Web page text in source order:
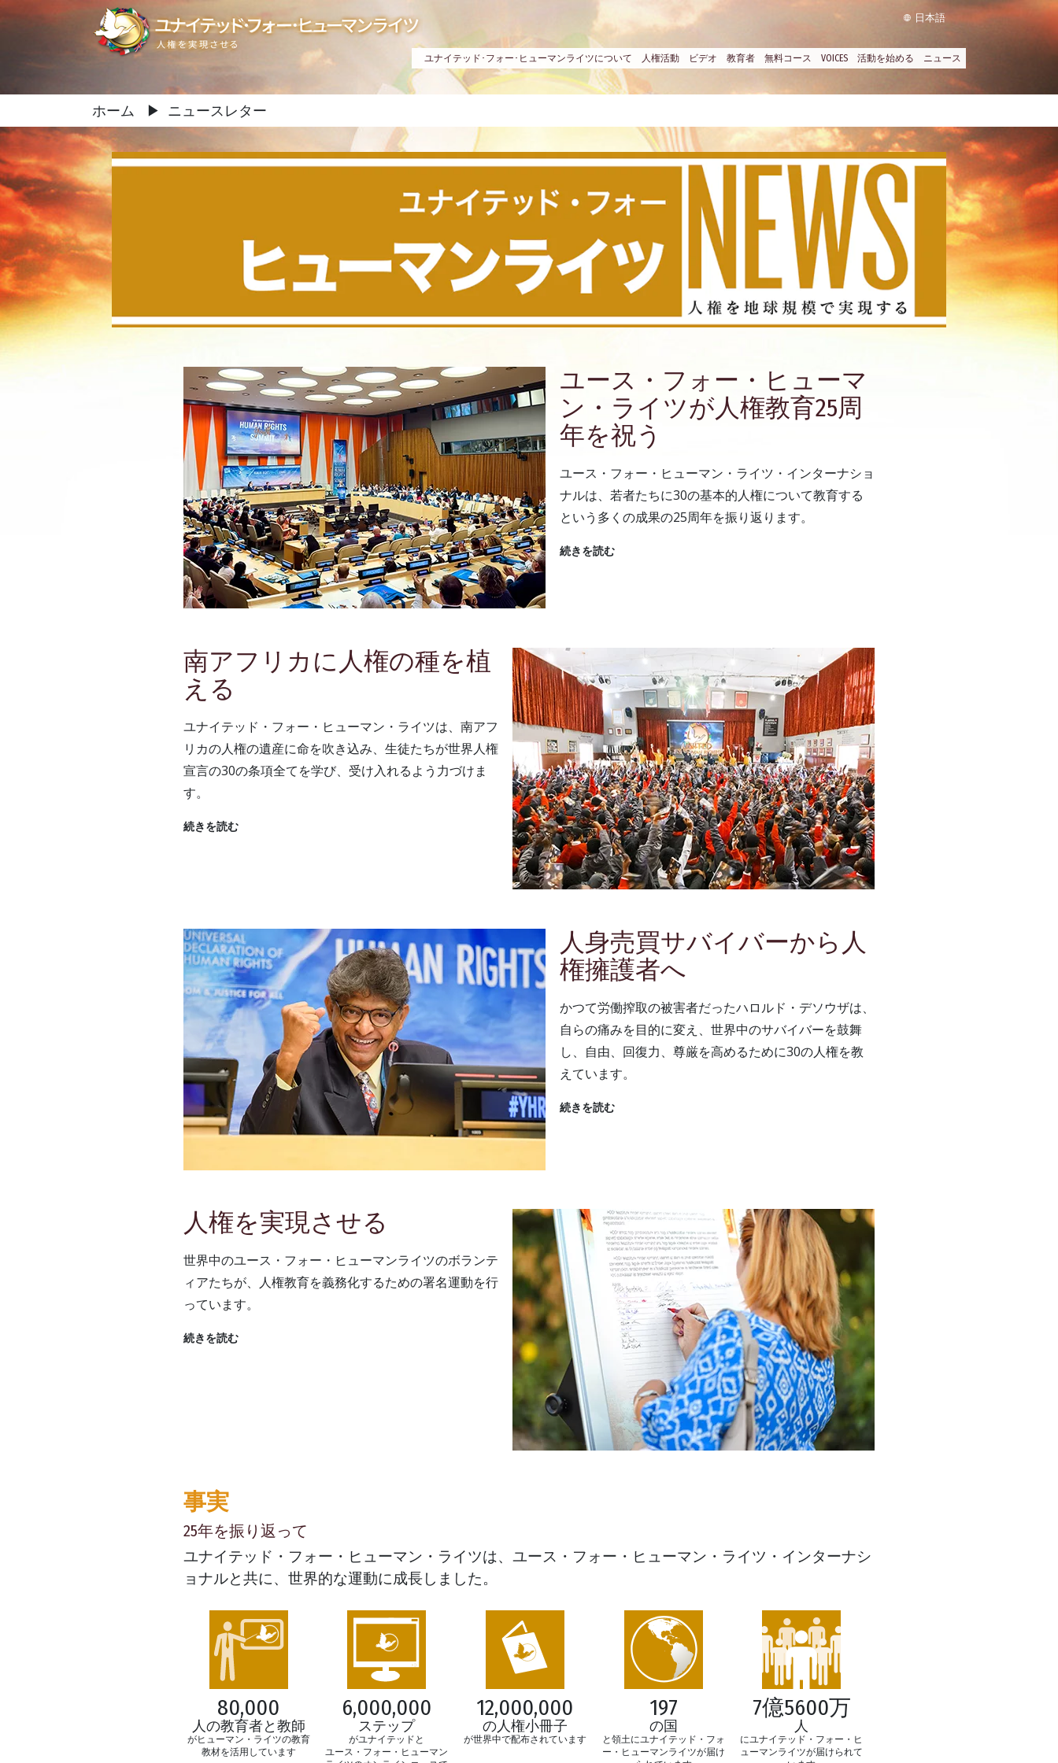
日本語
ユナイテッド･フォー･ヒューマンライツについて 人権活動 ビデオ 教育者 無料コース VOICES 活動を始める ニュース
ホーム ▶ ニュースレター
ユース・フォー・ヒューマ
ン・ライツが人権教育25周
年を祝う
ユース・フォー・ヒューマン・ライツ・インターナショ
ナルは、若者たちに30の基本的人権について教育する
という多くの成果の25周年を振り返ります。
続きを読む
南アフリカに人権の種を植
える
ユナイテッド・フォー・ヒューマン・ライツは、南アフ
リカの人権の遺産に命を吹き込み、生徒たちが世界人権
宣言の30の条項全てを学び、受け入れるよう力づけま
す。
続きを読む
人身売買サバイバーから人
権擁護者へ
かつて労働搾取の被害者だったハロルド・デソウザは、
自らの痛みを目的に変え、世界中のサバイバーを鼓舞
し、自由、回復力、尊厳を高めるために30の人権を教
えています。
続きを読む
人権を実現させる
世界中のユース・フォー・ヒューマンライツのボランテ
ィアたちが、人権教育を義務化するための署名運動を行
っています。
続きを読む
事実
25年を振り返って
ユナイテッド・フォー・ヒューマン・ライツは、ユース・フォー・ヒューマン・ライツ・インターナシ
ョナルと共に、世界的な運動に成長しました。
80,000
人の教育者と教師
がヒューマン・ライツの教育
教材を活用しています
6,000,000
ステップ
がユナイテッドと
ユース・フォー・ヒューマン
12,000,000
の人権小冊子
が世界中で配布されています
197
の国
と領土にユナイテッド・フォ
ー・ヒューマンライツが届け
7億5600万
人
にユナイテッド・フォー・ヒ
ューマンライツが届けられて